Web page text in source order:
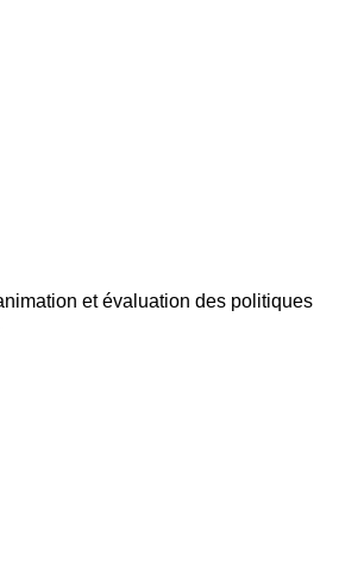
et évaluation des politiques